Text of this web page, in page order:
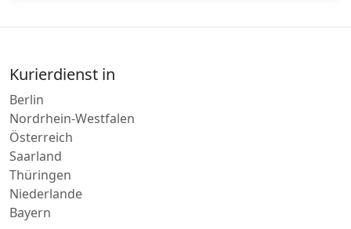
Kurierdienst in
Berlin
Nordrhein-Westfalen
Österreich
Saarland